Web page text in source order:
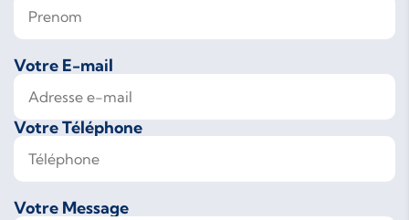
Votre E-mail
Votre Téléphone
Votre Message